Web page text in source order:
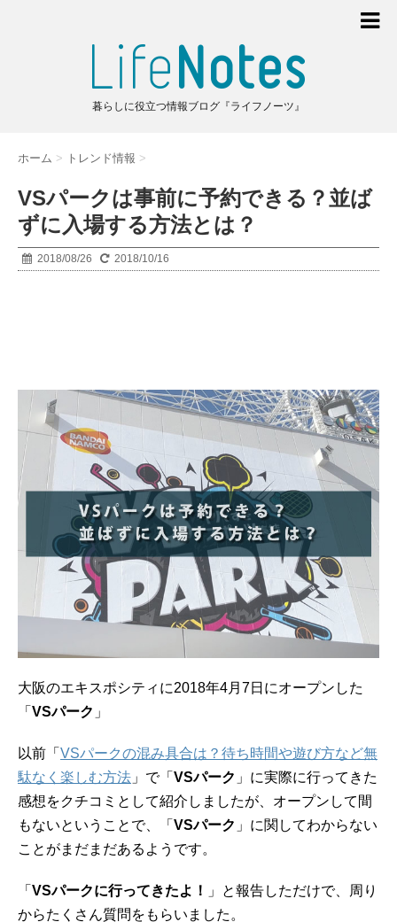
暮らしに役立つ情報ブログ『ライフノーツ』
ホーム > トレンド情報 >
VSパークは事前に予約できる？並ば
ずに入場する方法とは？
2018/08/26 2018/10/16
大阪のエキスポシティに2018年4月7日にオープンした
「 VSパーク 」
以前「 VSパークの混み具合は？待ち時間や遊び方など無
駄なく楽しむ方法 」で「 VSパーク 」に実際に行ってきた
感想をクチコミとして紹介しましたが、オープンして間
もないということで、「 VSパーク 」に関してわからない
ことがまだまだあるようです。
「 VSパークに行ってきたよ！
」と報告しただけで、周り
からたくさん質問をもらいました。